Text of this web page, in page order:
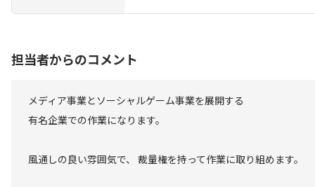
担当者からのコメント
メディア事業とソーシャルゲーム事業を展開する
有名企業での作業になります。
風通しの良い雰囲気で、 裁量権を持って作業に取り組めます。